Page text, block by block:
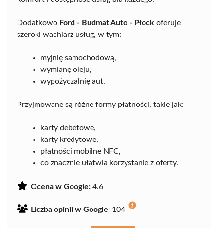
Dodatkowo Ford - Budmat Auto - Płock oferuje
szeroki wachlarz usług, w tym:
myjnię samochodową,
wymianę oleju,
wypożyczalnię aut.
Przyjmowane są różne formy płatności, takie jak:
karty debetowe,
karty kredytowe,
płatności mobilne NFC,
co znacznie ułatwia korzystanie z oferty.
Ocena w Google: 4.6
Liczba opinii w Google: 104